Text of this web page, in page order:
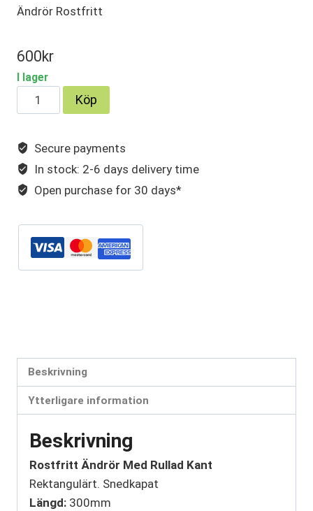
Ändrör Rostfritt
600kr
I lager
Rektangulärt
82×65mm,
rullad
kant,
polerat.
=
300mm
Köp
Secure payments
In stock: 2-6 days delivery time
Open purchase for 30 days*
Beskrivning
Ytterligare information
Beskrivning
Rostfritt Ändrör Med Rullad Kant
Rektangulärt. Snedkapat
Längd: 300mm